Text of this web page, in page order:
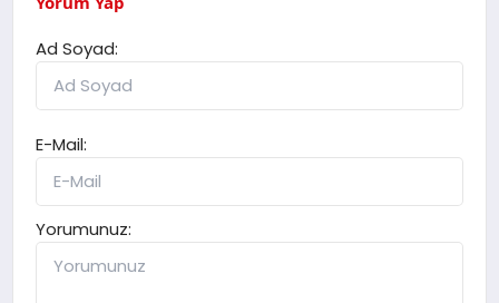
Ad Soyad:
E-Mail:
Yorumunuz: